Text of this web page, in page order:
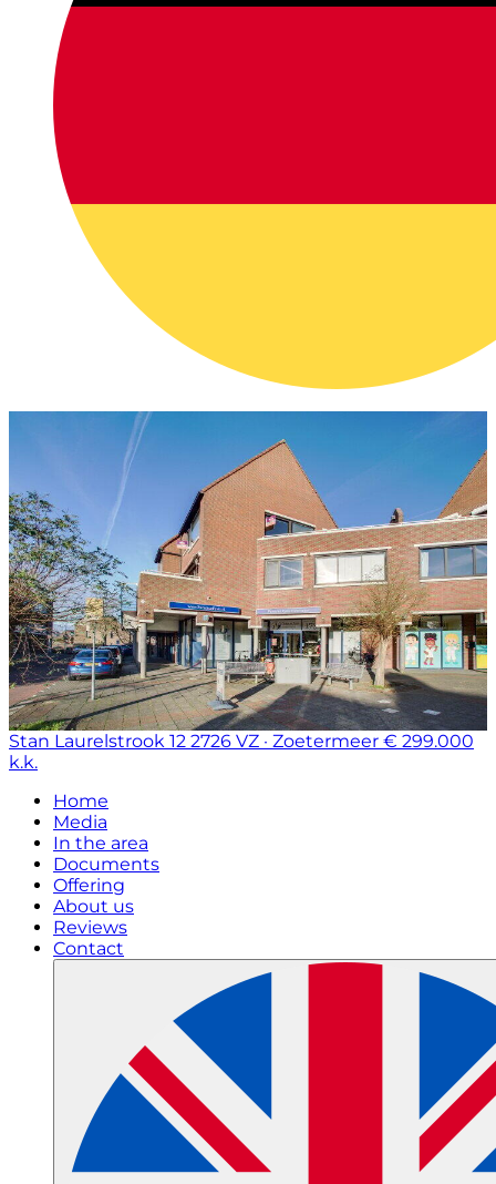
Stan Laurelstrook 12 2726 VZ · Zoetermeer € 299.000
k.k.
Home
Media
In the area
Documents
Offering
About us
Reviews
Contact